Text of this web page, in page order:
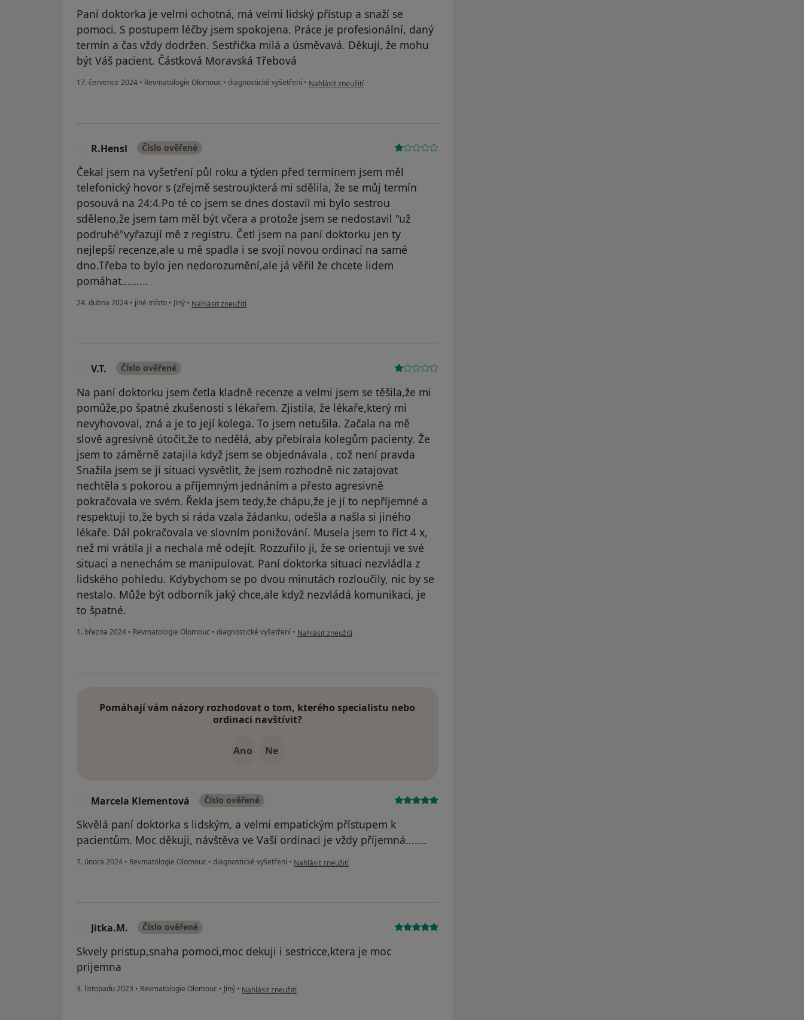
Paní doktorka je velmi ochotná, má velmi lidský přístup a snaží se
pomoci. S postupem léčby jsem spokojena. Práce je profesionální, daný
termín a čas vždy dodržen. Sestřička milá a úsměvavá. Děkuji, že mohu
být Váš pacient. Částková Moravská Třebová
17. července 2024 • Revmatologie Olomouc • diagnostické vyšetření • podle názoru uživatele Renata Částková
Nahlásit zneužití
R.Hensl Číslo ověřené
Čekal jsem na vyšetření půl roku a týden před termínem jsem měl
telefonický hovor s (zřejmě sestrou)která mi sdělila, že se můj termín
posouvá na 24:4.Po té co jsem se dnes dostavil mi bylo sestrou
sděleno,že jsem tam měl být včera a protože jsem se nedostavil "už
podruhé"vyřazují mě z registru. Četl jsem na paní doktorku jen ty
nejlepší recenze,ale u mě spadla i se svojí novou ordinací na samé
dno.Třeba to bylo jen nedorozumění,ale já věřil že chcete lidem
pomáhat.........
24. dubna 2024 • jiné místo • Jiný • podle názoru uživatele R.Hensl
Nahlásit zneužití
V.T. Číslo ověřené
Na paní doktorku jsem četla kladně recenze a velmi jsem se těšila,že mi
pomůže,po špatné zkušenosti s lékařem. Zjistila, že lékaře,který mi
nevyhovoval, zná a je to její kolega. To jsem netušila. Začala na mě
slově agresivně útočit,že to nedělá, aby přebírala kolegům pacienty. Že
jsem to záměrně zatajila když jsem se objednávala , což není pravda
Snažila jsem se jí situaci vysvětlit, že jsem rozhodně nic zatajovat
nechtěla s pokorou a příjemným jednáním a přesto agresivně
pokračovala ve svém. Řekla jsem tedy,že chápu,že je jí to nepříjemné a
respektuji to,že bych si ráda vzala žádanku, odešla a našla si jiného
lékaře. Dál pokračovala ve slovním ponižování. Musela jsem to říct 4 x,
než mi vrátila ji a nechala mě odejít. Rozzuřilo ji, že se orientuji ve své
situaci a nenechám se manipulovat. Paní doktorka situaci nezvládla z
lidského pohledu. Kdybychom se po dvou minutách rozloučily, nic by se
nestalo. Může být odborník jaký chce,ale když nezvládá komunikaci, je
to špatné.
1. března 2024 • Revmatologie Olomouc • diagnostické vyšetření • podle názoru uživatele V.T.
Nahlásit zneužití
Pomáhají vám názory rozhodovat o tom, kterého specialistu nebo
ordinaci navštívit?
Ano Ne
Marcela Klementová Číslo ověřené
Skvělá paní doktorka s lidským, a velmi empatickým přístupem k
pacientům. Moc děkuji, návštěva ve Vaší ordinaci je vždy příjemná.......
7. února 2024 • Revmatologie Olomouc • diagnostické vyšetření • podle názoru uživatele Marcela Klementová
Nahlásit zneužití
Jitka.M. Číslo ověřené
Skvely pristup,snaha pomoci,moc dekuji i sestricce,ktera je moc
prijemna
3. listopadu 2023 • Revmatologie Olomouc • Jiný • podle názoru uživatele Jitka.M.
Nahlásit zneužití